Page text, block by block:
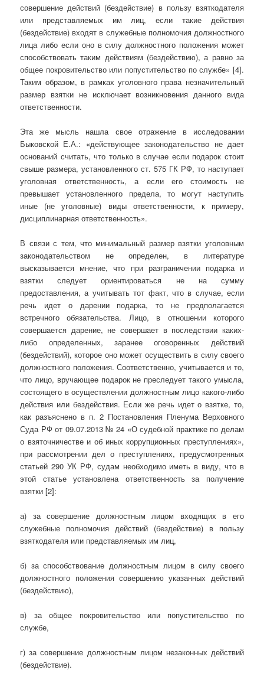
совершение действий (бездействие) в пользу взяткодателя
или представляемых им лиц, если такие действия
(бездействие) входят в служебные полномочия должностного
лица либо если оно в силу должностного положения может
способствовать таким действиям (бездействию), а равно за
общее покровительство или попустительство по службе» [4].
Таким образом, в рамках уголовного права незначительный
размер взятки не исключает возникновения данного вида
ответственности.
Эта же мысль нашла свое отражение в исследовании
Быковской Е.А.: «действующее законодательство не дает
оснований считать, что только в случае если подарок стоит
свыше размера, установленного ст. 575 ГК РФ, то наступает
уголовная ответственность, а если его стоимость не
превышает установленного предела, то могут наступить
иные (не уголовные) виды ответственности, к примеру,
дисциплинарная ответственность».
В связи с тем, что минимальный размер взятки уголовным
законодательством не определен, в литературе
высказывается мнение, что при разграничении подарка и
взятки следует ориентироваться не на сумму
предоставления, а учитывать тот факт, что в случае, если
речь идет о дарении подарка, то не предполагается
встречного обязательства. Лицо, в отношении которого
совершается дарение, не совершает в последствии каких-
либо определенных, заранее оговоренных действий
(бездействий), которое оно может осуществить в силу своего
должностного положения. Соответственно, учитывается и то,
что лицо, вручающее подарок не преследует такого умысла,
состоящего в осуществлении должностным лицо какого-либо
действия или бездействия. Если же речь идет о взятке, то,
как разъяснено в п. 2 Постановления Пленума Верховного
Суда РФ от 09.07.2013 № 24 «О судебной практике по делам
о взяточничестве и об иных коррупционных преступлениях»,
при рассмотрении дел о преступлениях, предусмотренных
статьей 290 УК РФ, судам необходимо иметь в виду, что в
этой статье установлена ответственность за получение
взятки [2]:
а) за совершение должностным лицом входящих в его
служебные полномочия действий (бездействие) в пользу
взяткодателя или представляемых им лиц,
б) за способствование должностным лицом в силу своего
должностного положения совершению указанных действий
(бездействию),
в) за общее покровительство или попустительство по
службе,
г) за совершение должностным лицом незаконных действий
(бездействие).